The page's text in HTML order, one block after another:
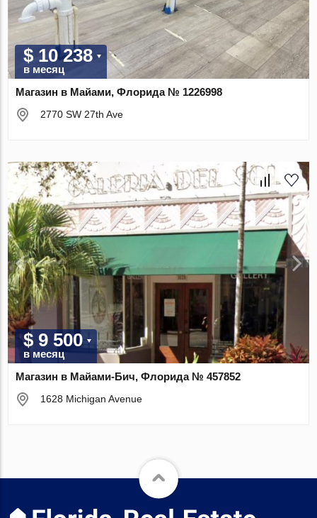
$ 10 238
в месяц
Магазин в Майами, Флорида № 1226998
2770 SW 27th Ave
$ 9 500
в месяц
Магазин в Майами-Бич, Флорида № 457852
1628 Michigan Avenue